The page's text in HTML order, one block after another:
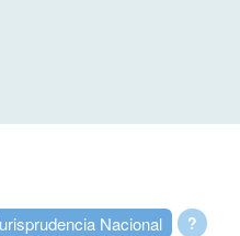
?
Nacional